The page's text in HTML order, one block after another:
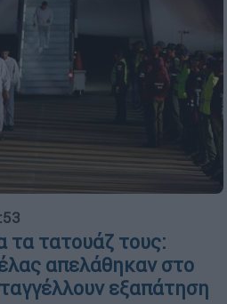
τα τατουάζ τους:
απελάθηκαν στο
εξαπάτηση